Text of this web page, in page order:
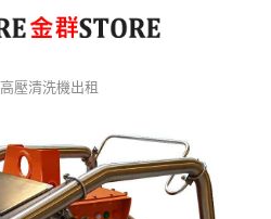
高壓清洗機出租